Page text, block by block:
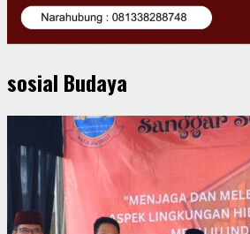
sosial Budaya